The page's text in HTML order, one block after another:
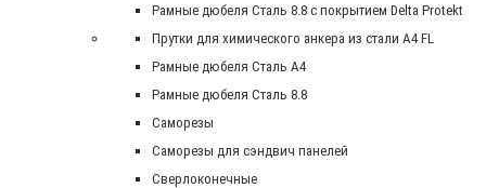
Рамные дюбеля Сталь 8.8 с покрытием Delta Protekt
Прутки для химического анкера из стали А4 FL
Рамные дюбеля Сталь A4
Рамные дюбеля Сталь 8.8
Саморезы
Саморезы для сэндвич панелей
Сверлоконечные